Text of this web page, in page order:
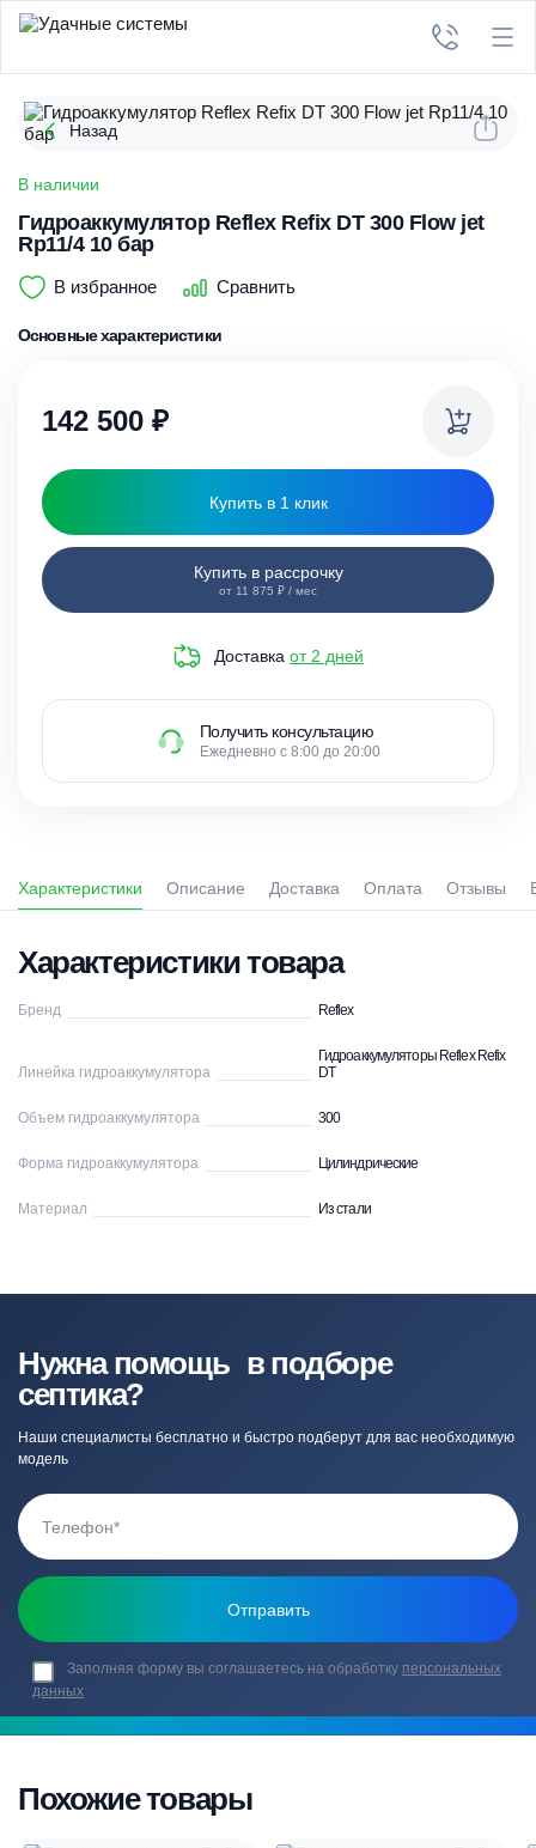
Назад
В наличии
Гидроаккумулятор Reflex Refix DT 300 Flow jet
Rp11/4 10 бар
В избранное Сравнить
Основные характеристики
142 500 ₽
Купить в 1 клик
Купить в рассрочку
от 11 875 ₽ / мес
Доставка от 2 дней
Получить консультацию
Ежедневно с 8:00 до 20:00
Характеристики Описание Доставка Оплата Отзывы
Характеристики товара
Бренд Reflex
Линейка гидроаккумулятора
Гидроаккумуляторы Reflex Refix
DT
Объем гидроаккумулятора 300
Форма гидроаккумулятора Цилиндрические
Материал Из стали
Нужна помощь в подборе
септика?
Наши специалисты бесплатно и быстро подберут для вас необходимую
модель
Заполняя форму вы соглашаетесь на обработку персональных
данных
Похожие товары